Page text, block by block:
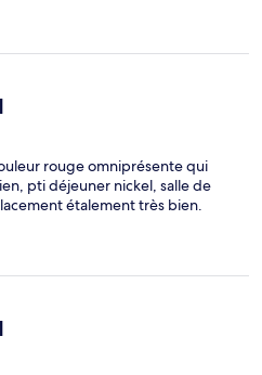
rouge omniprésente qui
pti déjeuner nickel, salle de
étalement très bien.